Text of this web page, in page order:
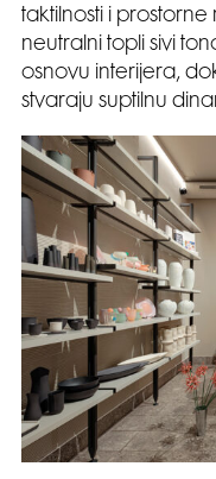
taktilnosti i
neutralni topli sivi
osnovu interijera,
stvaraju suptilnu